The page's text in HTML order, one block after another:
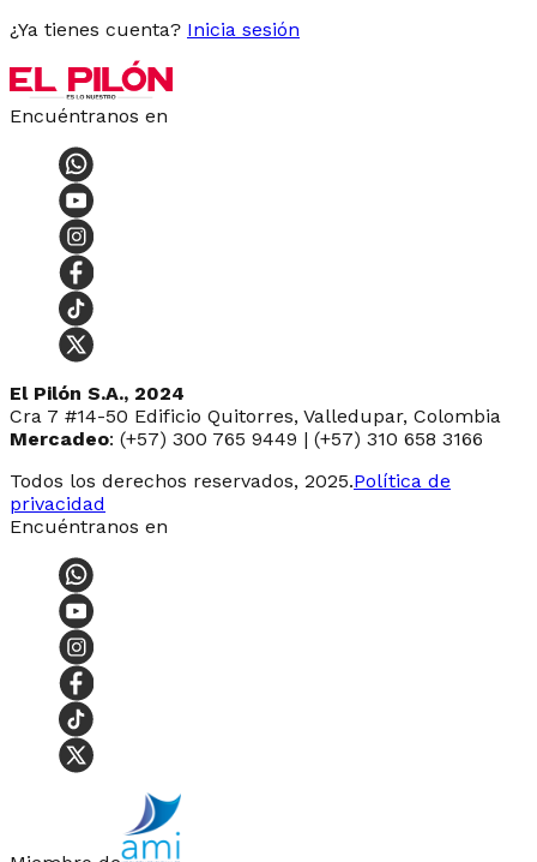
¿Ya tienes cuenta? Inicia sesión
Encuéntranos en
El Pilón S.A., 2024
Cra 7 #14-50 Edificio Quitorres, Valledupar, Colombia
Mercadeo: (+57) 300 765 9449 | (+57) 310 658 3166
Todos los derechos reservados, 2025.Política de
privacidad
Encuéntranos en